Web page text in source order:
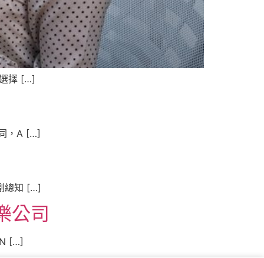
擇 […]
，A […]
總知 […]
公司
[…]